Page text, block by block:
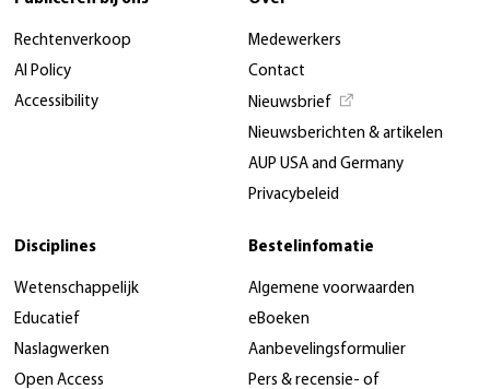
Rechtenverkoop
AI Policy
Accessibility
Medewerkers
Contact
Nieuwsbrief
Nieuwsberichten & artikelen
AUP USA and Germany
Privacybeleid
Disciplines
Wetenschappelijk
Educatief
Naslagwerken
Open Access
Bestelinfomatie
Algemene voorwaarden
eBoeken
Aanbevelingsformulier
Pers & recensie- of